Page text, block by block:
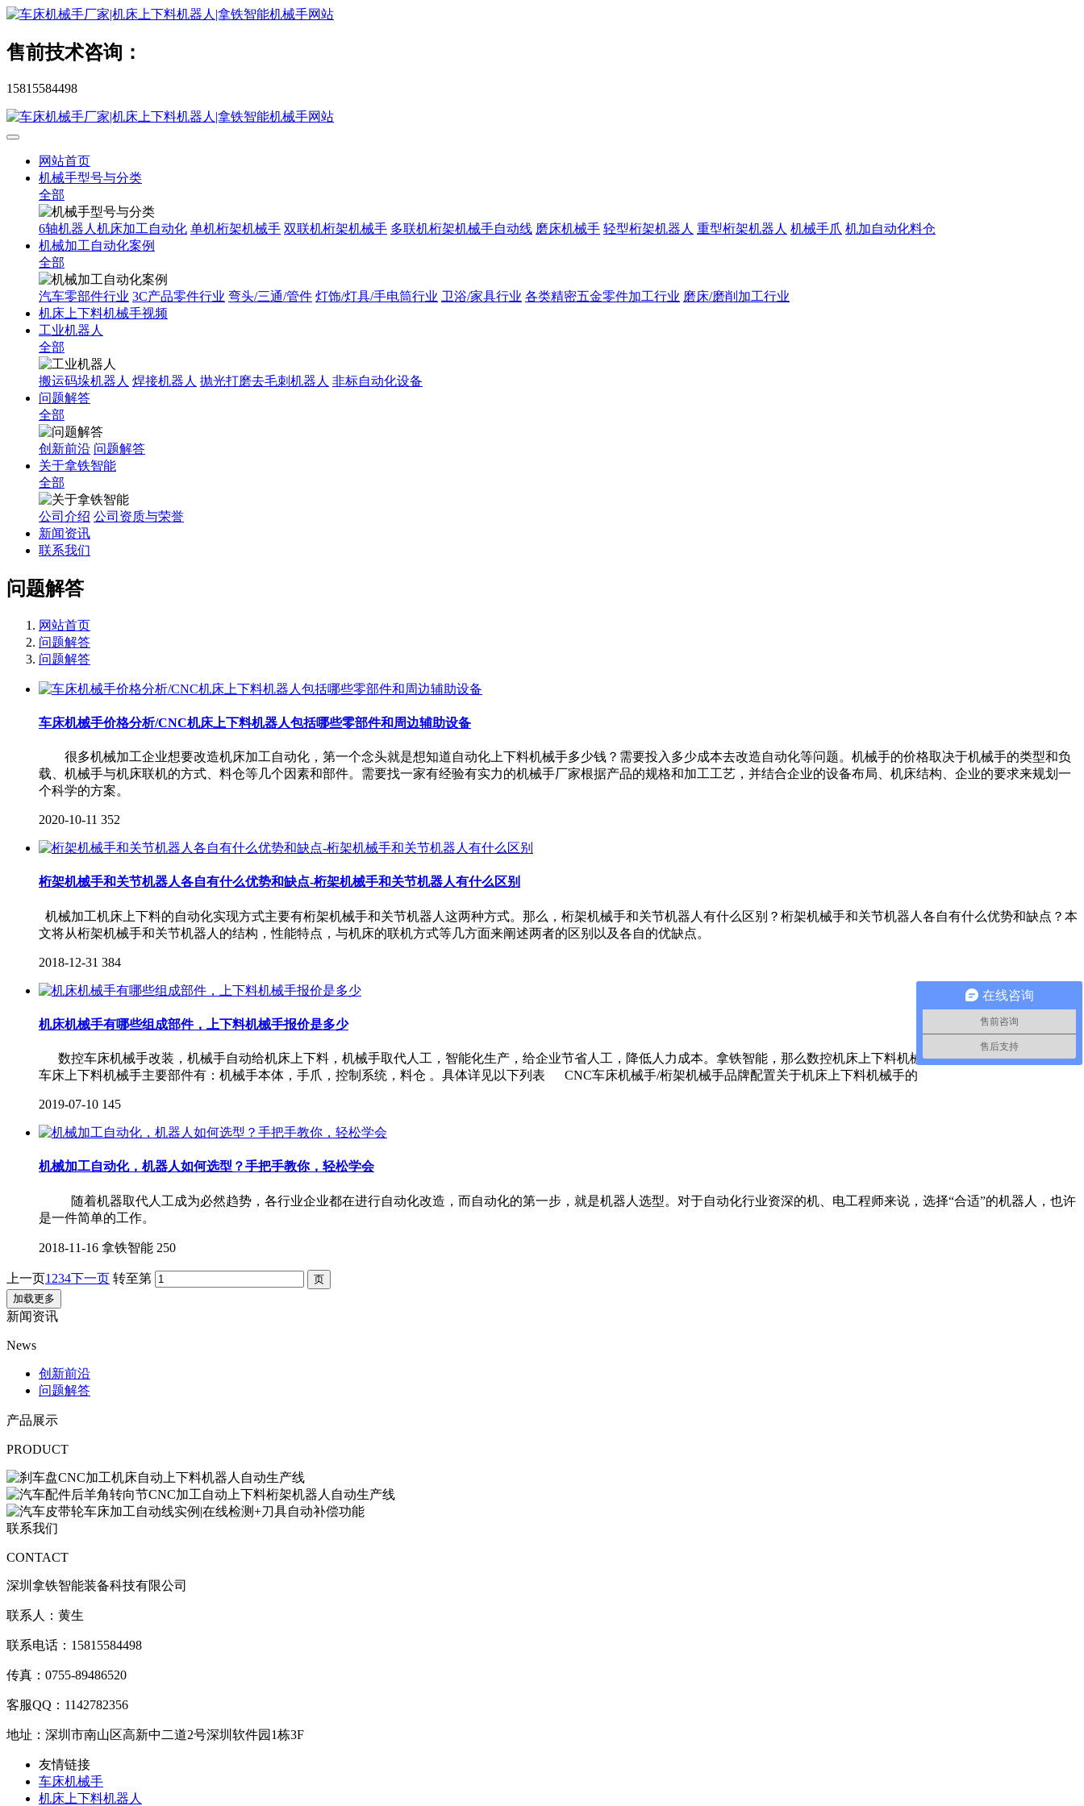
售前技术咨询：
15815584498
网站首页
机械手型号与分类
全部
6轴机器人机床加工自动化 单机桁架机械手 双联机桁架机械手 多联机桁架机械手自动线 磨床机械手 轻型桁架机器人 重型桁架机器人 机械手爪 机加自动化料仓
机械加工自动化案例
全部
汽车零部件行业 3C产品零件行业 弯头/三通/管件 灯饰/灯具/手电筒行业 卫浴/家具行业 各类精密五金零件加工行业 磨床/磨削加工行业
机床上下料机械手视频
工业机器人
全部
搬运码垛机器人 焊接机器人 抛光打磨去毛刺机器人 非标自动化设备
问题解答
全部
创新前沿 问题解答
关于拿铁智能
全部
公司介绍 公司资质与荣誉
新闻资讯
联系我们
问题解答
网站首页
问题解答
问题解答
车床机械手价格分析/CNC机床上下料机器人包括哪些零部件和周边辅助设备
很多机械加工企业想要改造机床加工自动化，第一个念头就是想知道自动化上下料机械手多少钱？需要投入多少成本去改造自动化等问题。机械手的价格取决于机械手的类型和负
载、机械手与机床联机的方式、料仓等几个因素和部件。需要找一家有经验有实力的机械手厂家根据产品的规格和加工工艺，并结合企业的设备布局、机床结构、企业的要求来规划一
个科学的方案。
2020-10-11 352
桁架机械手和关节机器人各自有什么优势和缺点-桁架机械手和关节机器人有什么区别
机械加工机床上下料的自动化实现方式主要有桁架机械手和关节机器人这两种方式。那么，桁架机械手和关节机器人有什么区别？桁架机械手和关节机器人各自有什么优势和缺点？本
文将从桁架机械手和关节机器人的结构，性能特点，与机床的联机方式等几方面来阐述两者的区别以及各自的优缺点。
2018-12-31 384
机床机械手有哪些组成部件，上下料机械手报价是多少
数控车床机械手改装，机械手自动给机床上下料，机械手取代人工，智能化生产，给企业节省人工，降低人力成本。拿铁智能，那么数控机床上下料机械手主要由哪些部件组成呢？
车床上下料机械手主要部件有：机械手本体，手爪，控制系统，料仓 。具体详见以下列表 CNC车床机械手/桁架机械手品牌配置关于机床上下料机械手的
2019-07-10 145
机械加工自动化，机器人如何选型？手把手教你，轻松学会
随着机器取代人工成为必然趋势，各行业企业都在进行自动化改造，而自动化的第一步，就是机器人选型。对于自动化行业资深的机、电工程师来说，选择“合适”的机器人，也许
是一件简单的工作。
2018-11-16 拿铁智能 250
上一页1 234下一页 转至第
加载更多
新闻资讯
News
创新前沿
问题解答
产品展示
PRODUCT
联系我们
CONTACT
深圳拿铁智能装备科技有限公司
联系人：黄生
联系电话：15815584498
传真：0755-89486520
客服QQ：1142782356
地址：深圳市南山区高新中二道2号深圳软件园1栋3F
友情链接
车床机械手
机床上下料机器人
在线咨询
售前咨询
售后支持